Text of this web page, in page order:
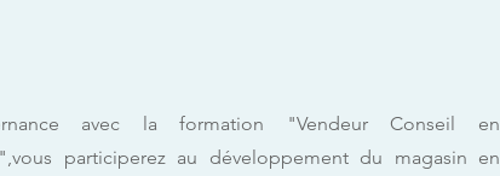
avec la formation "Vendeur Conseil en
participerez au développement du magasin en